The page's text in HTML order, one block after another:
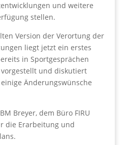
und weitere
stellen.
Version der Verortung der
liegt jetzt ein erstes
in Sportgesprächen
und diskutiert
Änderungswünsche
Breyer, dem Büro FIRU
die Erarbeitung und